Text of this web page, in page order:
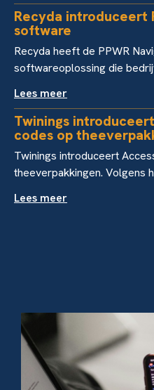
Recyda introduceert
software
Recyda heeft de PPWR
softwareoplossing die
Lees meer
Twinings
codes op
Twinings introduceert
theeverpakkingen. Volgens
Lees meer